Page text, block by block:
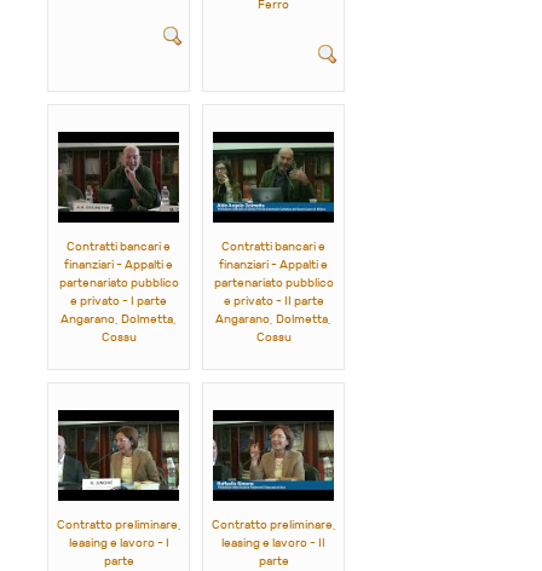
Ferro
Contratti bancari e
finanziari - Appalti e
partenariato pubblico
e privato - I parte
Angarano, Dolmetta,
Cossu
Contratti bancari e
finanziari - Appalti e
partenariato pubblico
e privato - II parte
Angarano, Dolmetta,
Cossu
Contratto preliminare,
leasing e lavoro - I
parte
Contratto preliminare,
leasing e lavoro - II
parte